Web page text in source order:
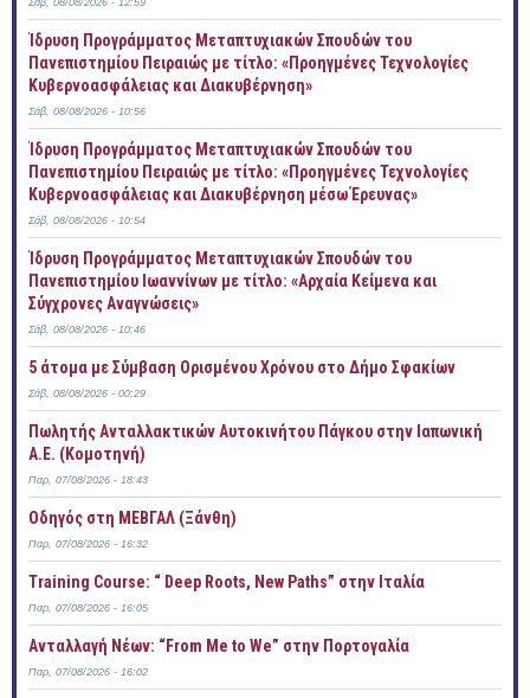
Σάβ, 08/08/2026 - 12:59
Ίδρυση Προγράμματος Μεταπτυχιακών Σπουδών του
Πανεπιστημίου Πειραιώς με τίτλο: «Προηγμένες Τεχνολογίες
Κυβερνοασφάλειας και Διακυβέρνηση»
Σάβ, 08/08/2026 - 10:56
Ίδρυση Προγράμματος Μεταπτυχιακών Σπουδών του
Πανεπιστημίου Πειραιώς με τίτλο: «Προηγμένες Τεχνολογίες
Κυβερνοασφάλειας και Διακυβέρνηση μέσω Έρευνας»
Σάβ, 08/08/2026 - 10:54
Ίδρυση Προγράμματος Μεταπτυχιακών Σπουδών του
Πανεπιστημίου Ιωαννίνων με τίτλο: «Αρχαία Κείμενα και
Σύγχρονες Αναγνώσεις»
Σάβ, 08/08/2026 - 10:46
5 άτομα με Σύμβαση Ορισμένου Χρόνου στο Δήμο Σφακίων
Σάβ, 08/08/2026 - 00:29
Πωλητής Ανταλλακτικών Αυτοκινήτου Πάγκου στην Ιαπωνική
Α.Ε. (Κομοτηνή)
Παρ, 07/08/2026 - 18:43
Οδηγός στη ΜΕΒΓΑΛ (Ξάνθη)
Παρ, 07/08/2026 - 16:32
Training Course: “ Deep Roots, New Paths” στην Ιταλία
Παρ, 07/08/2026 - 16:05
Ανταλλαγή Νέων: “From Me to We” στην Πορτογαλία
Παρ, 07/08/2026 - 16:02